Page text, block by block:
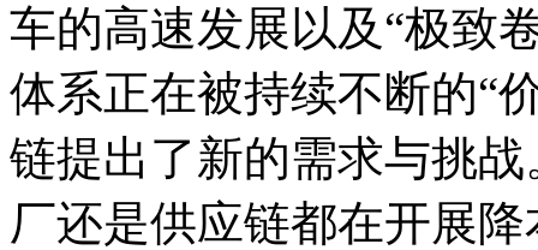
车的高速发展以及“极致
体系正在被持续不断的“
链提出了新的需求与挑
厂还是供应链都在开展